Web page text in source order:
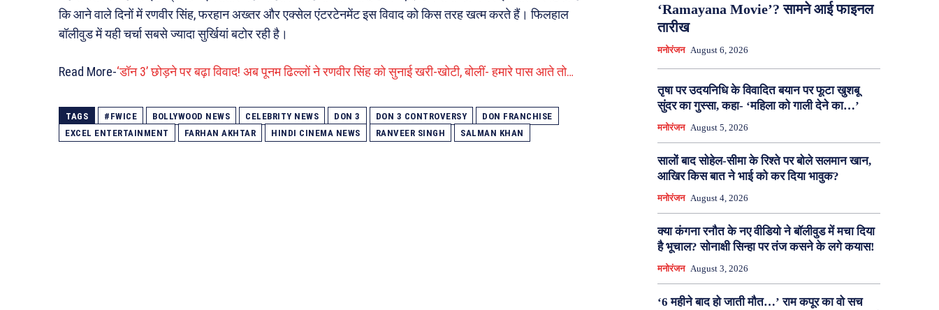
कि आने वाले दिनों में रणवीर सिंह, फरहान अख्तर और एक्सेल एंटरटेनमेंट इस विवाद को किस तरह खत्म करते हैं। फिलहाल
बॉलीवुड में यही चर्चा सबसे ज्यादा सुर्खियां बटोर रही है।
Read More-‘डॉन 3’ छोड़ने पर बढ़ा विवाद! अब पूनम ढिल्लों ने रणवीर सिंह को सुनाई खरी-खोटी, बोलीं- हमारे पास आते तो…
TAGS #FWICE BOLLYWOOD NEWS CELEBRITY NEWS DON 3 DON 3 CONTROVERSY
DON FRANCHISE
EXCEL ENTERTAINMENT
FARHAN AKHTAR HINDI CINEMA NEWS RANVEER SINGH SALMAN KHAN
‘Ramayana Movie’? सामने आई फाइनल
तारीख
मनोरंजन August 6, 2026
तृषा पर उदयनिधि के विवादित बयान पर फूटा खुशबू
सुंदर का गुस्सा, कहा- ‘महिला को गाली देने का…’
मनोरंजन August 5, 2026
सालों बाद सोहेल-सीमा के रिश्ते पर बोले सलमान खान,
आखिर किस बात ने भाई को कर दिया भावुक?
मनोरंजन August 4, 2026
क्या कंगना रनौत के नए वीडियो ने बॉलीवुड में मचा दिया
है भूचाल? सोनाक्षी सिन्हा पर तंज कसने के लगे कयास!
मनोरंजन August 3, 2026
‘6 महीने बाद हो जाती मौत…’ राम कपूर का वो सच